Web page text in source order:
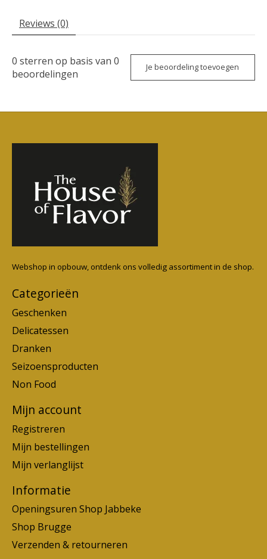
Reviews (0)
0 sterren op basis van 0
beoordelingen
Je beoordeling toevoegen
Webshop in opbouw, ontdenk ons volledig assortiment in de shop.
Categorieën
Geschenken
Delicatessen
Dranken
Seizoensproducten
Non Food
Mijn account
Registreren
Mijn bestellingen
Mijn verlanglijst
Informatie
Openingsuren Shop Jabbeke
Shop Brugge
Verzenden & retourneren